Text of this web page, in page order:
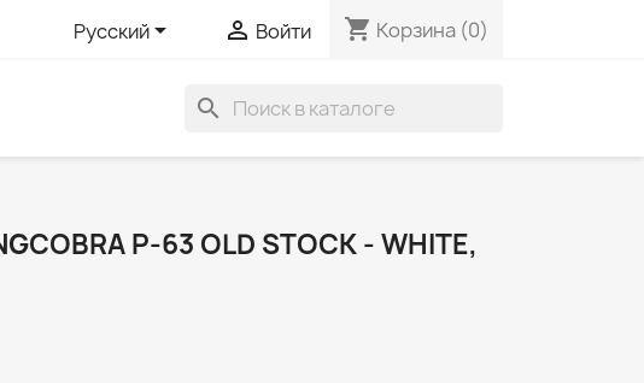
Русский  Войти shopping_cart Корзина (0)
search
P-63 OLD STOCK - WHITE,